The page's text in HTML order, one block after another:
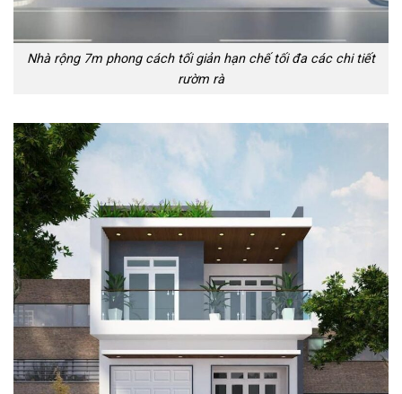
Nhà rộng 7m phong cách tối giản hạn chế tối đa các chi tiết
rườm rà